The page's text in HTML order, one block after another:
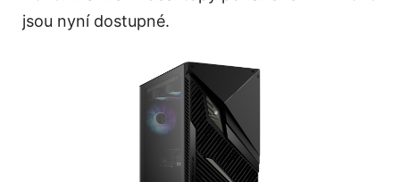
jsou nyní dostupné.